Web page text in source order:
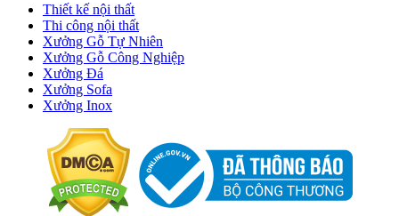
Thiết kế nội thất
Thi công nội thất
Xưởng Gỗ Tự Nhiên
Xưởng Gỗ Công Nghiệp
Xưởng Đá
Xưởng Sofa
Xưởng Inox